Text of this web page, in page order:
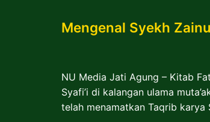
Mengenal Syekh
NU Media Jati Agung – Kitab
Syafi’i di kalangan ulama
telah menamatkan Taqrib karya